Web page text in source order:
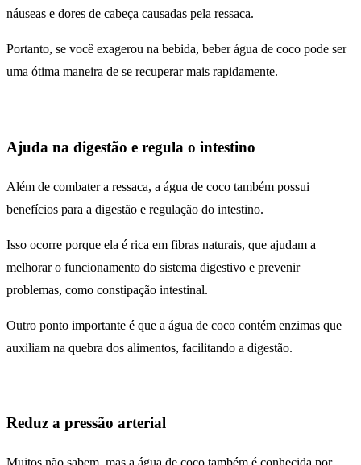
náuseas e dores de cabeça causadas pela ressaca.
Portanto, se você exagerou na bebida, beber água de coco pode ser
uma ótima maneira de se recuperar mais rapidamente.
Ajuda na digestão e regula o intestino
Além de combater a ressaca, a água de coco também possui
benefícios para a digestão e regulação do intestino.
Isso ocorre porque ela é rica em fibras naturais, que ajudam a
melhorar o funcionamento do sistema digestivo e prevenir
problemas, como constipação intestinal.
Outro ponto importante é que a água de coco contém enzimas que
auxiliam na quebra dos alimentos, facilitando a digestão.
Reduz a pressão arterial
Muitos não sabem, mas a água de coco também é conhecida por